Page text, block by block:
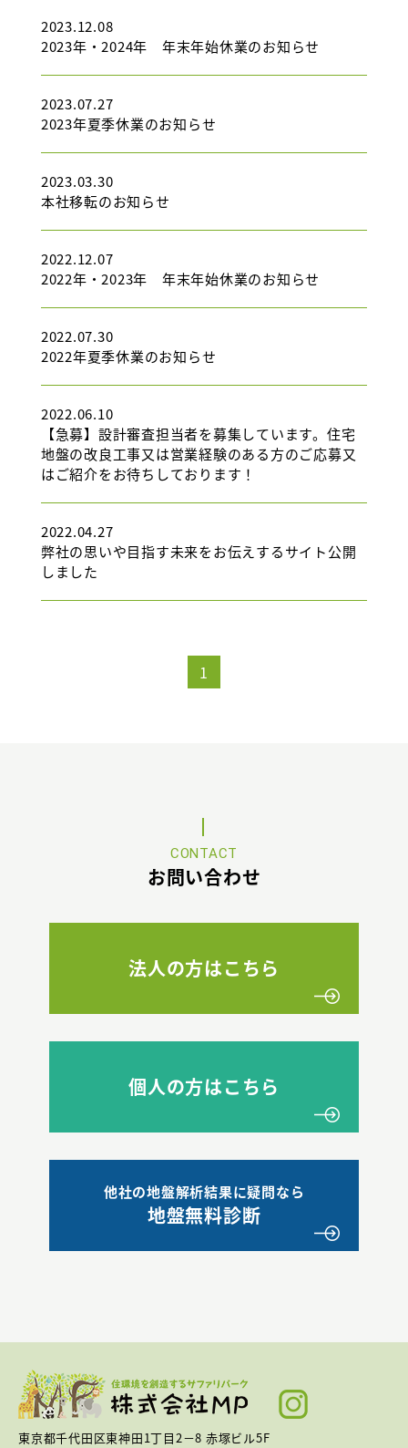
2023.12.08
2023年・2024年 年末年始休業のお知らせ
2023.07.27
2023年夏季休業のお知らせ
2023.03.30
本社移転のお知らせ
2022.12.07
2022年・2023年 年末年始休業のお知らせ
2022.07.30
2022年夏季休業のお知らせ
2022.06.10
【急募】設計審査担当者を募集しています。住宅
地盤の改良工事又は営業経験のある方のご応募又
はご紹介をお待ちしております！
2022.04.27
弊社の思いや目指す未来をお伝えするサイト公開
しました
1
CONTACT
お問い合わせ
法人の方はこちら
個人の方はこちら
他社の地盤解析結果に疑問なら
地盤無料診断
東京都千代田区東神田1丁目2－8 赤塚ビル5F